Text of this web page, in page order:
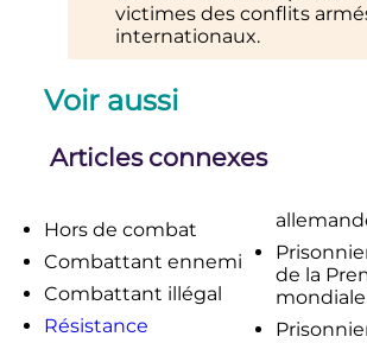
victimes des conflits
internationaux.
Genève
Toronto, 1989,Morts pour
diverses, traduction
l'AAARGH, 2004.
Crimes
Mercies : the Fate of
Civilians Under Allied
1944-1950[Crimes et pitié
des civils allemands sous
l’occupation alliée, 1944-
Voir aussi
Articles connexes
Hors de combat
Combattant ennemi
Combattant illégal
Résistance
de la
mondiale